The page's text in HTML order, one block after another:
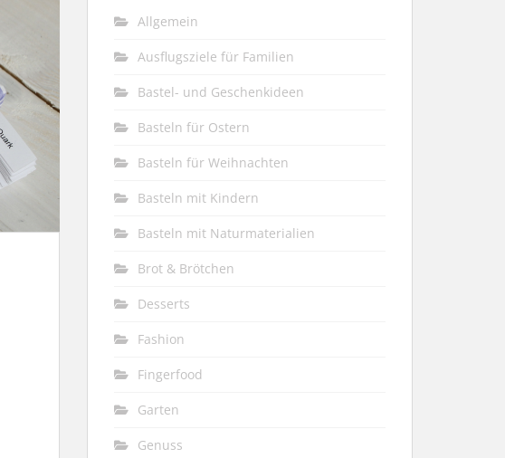
Allgemein
Ausflugsziele für Familien
Bastel- und Geschenkideen
Basteln für Ostern
Basteln für Weihnachten
Basteln mit Kindern
Basteln mit Naturmaterialien
Brot & Brötchen
Desserts
Fashion
Fingerfood
Garten
Genuss